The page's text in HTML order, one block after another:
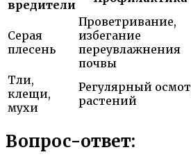
вредители
Серая
плесень
Проветривание,
избегание
переувлажнения
почвы
Тли,
клещи,
мухи
Регулярный
растений
Вопрос-ответ: